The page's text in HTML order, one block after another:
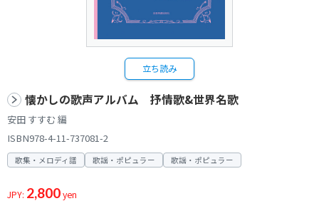
立ち読み
懐かしの歌声アルバム 抒情歌&世界名歌
安田 すすむ 編
ISBN978-4-11-737081-2
歌集・メロディ譜 歌謡・ポピュラー 歌謡・ポピュラー
JPY: 2,800yen